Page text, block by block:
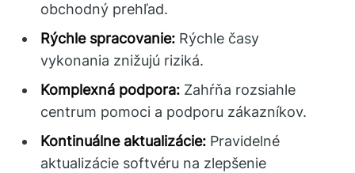
obchodný prehľad.
Rýchle spracovanie: Rýchle časy
vykonania znižujú riziká.
Komplexná podpora: Zahŕňa rozsiahle
centrum pomoci a podporu zákazníkov.
Kontinuálne aktualizácie: Pravidelné
aktualizácie softvéru na zlepšenie